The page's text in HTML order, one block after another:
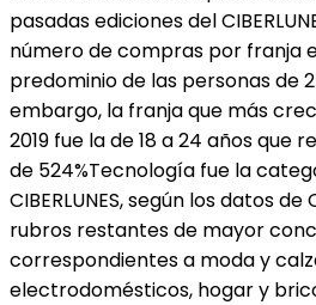
pasadas ediciones del
número de compras por franja
predominio de las personas de
embargo, la franja que más
2019 fue la de 18 a 24 años que
de 524%Tecnología fue la
CIBERLUNES, según los datos de
rubros restantes de mayor
correspondientes a moda y
electrodomésticos, hogar y